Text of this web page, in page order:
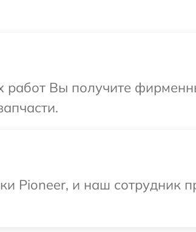
Вы получите
Pioneer, и наш сотрудник